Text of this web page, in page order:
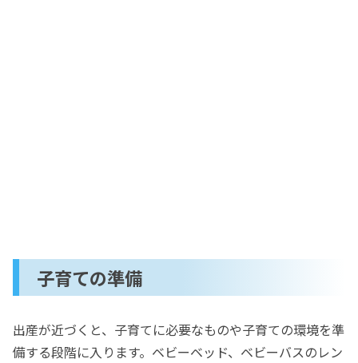
子育ての準備
出産が近づくと、子育てに必要なものや子育ての環境を準
備する段階に入ります。ベビーベッド、ベビーバスのレン